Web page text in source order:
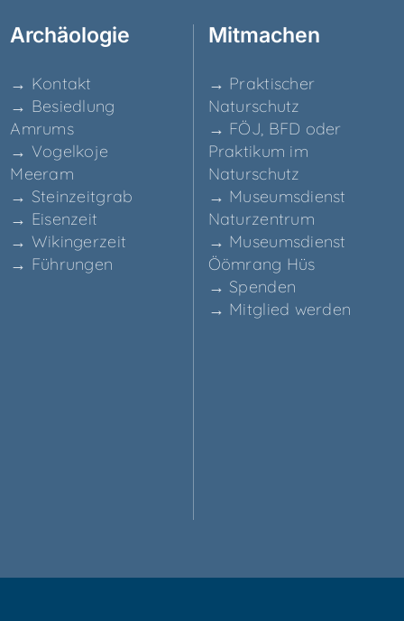
Archäo­lo­gie
→ Kon­takt
→ Besied­lung
Amrums
→ Vogel­ko­je
Meeram
→ Stein­zeit­grab
→ Eisen­zeit
→ Wikin­ger­zeit
→ Füh­run­gen
Mit­ma­chen
→ Prak­ti­scher
Naturschutz
→ FÖJ, BFD oder
Prak­ti­kum im
Naturschutz
→ Muse­ums­dienst
Naturzentrum
→ Muse­ums­dienst
Ööm­rang Hüs
→ Spen­den
→ Mit­glied werden